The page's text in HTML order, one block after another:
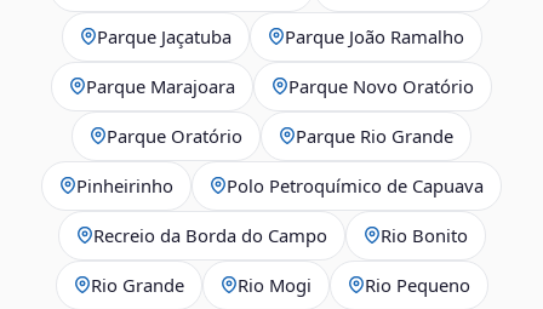
Parque Jaçatuba Parque João Ramalho
Parque Marajoara Parque Novo Oratório
Parque Oratório Parque Rio Grande
Pinheirinho Polo Petroquímico de Capuava
Recreio da Borda do Campo Rio Bonito
Rio Grande Rio Mogi Rio Pequeno